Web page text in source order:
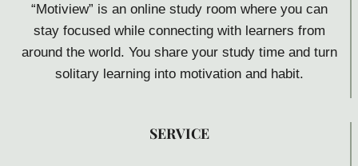
“Motiview” is an online study room where you can
stay focused while connecting with learners from
around the world. You share your study time and turn
solitary learning into motivation and habit.
SERVICE